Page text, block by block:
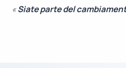
«Siate parte del